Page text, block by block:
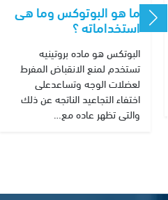
ما هو البوتوكس وما هى
استخداماته ؟
البوتكس هو ماده بروتينيه
تستخدم لمنع الانقباض المفرط
لعضلات الوجه وتساعدعلى
اختفاء التجاعيد الناتجه عن ذلك
والتى تظهر عاده مع…